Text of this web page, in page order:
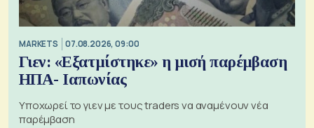
MARKETS 07.08.2026, 09:00
Γιεν: «Εξατμίστηκε» η μισή παρέμβαση
ΗΠΑ- Ιαπωνίας
Υποχωρεί το γιεν με τους traders να αναμένουν νέα
παρέμβαση